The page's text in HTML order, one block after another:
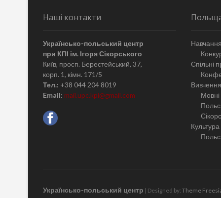
Наші контакти
Українсько-польський центр
при КПІ ім. Ігоря Сікорського
Київ, просп. Берестейський, 37,
корп. 1, кімн. 171/5
Тел.: +38 044 204 8019
Email: mail.upc.kpi@gmail.com
Спільні
Мовні
Українсько-польський центр | Designed by: Theme